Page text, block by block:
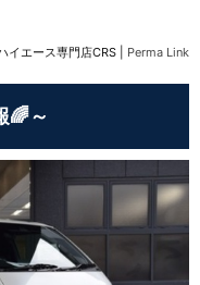
イエース専門店CRS Perma Link
🌈～